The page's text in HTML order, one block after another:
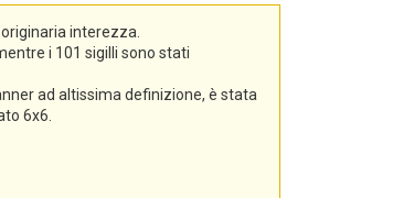
interezza.
i 101 sigilli sono stati
ad altissima definizione, è stata
6x6.